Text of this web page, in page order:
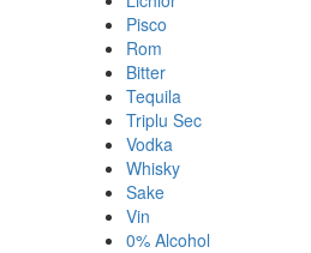
Pisco
Rom
Bitter
Tequila
Triplu Sec
Vodka
Whisky
Sake
Vin
0% Alcohol